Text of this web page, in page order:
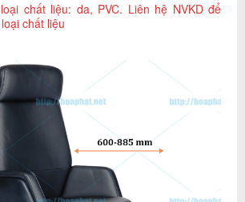
chất liệu: da, PVC. Liên hệ NVKD để
chất liệu